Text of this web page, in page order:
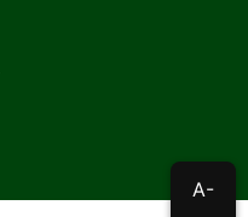
A-